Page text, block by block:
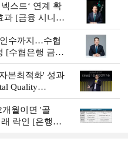
스트‘ 연계 확
[금융 시니어
수까지…수협
[수협은행 금융
본최적화' 성과
Quality
월이면 '골
락인 [은행권